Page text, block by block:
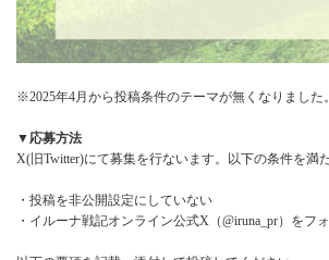
※2025年4月から投稿条件のテーマが無くなりました
▼応募方法
X(旧Twitter)にて募集を行ないます。以下の条件を満
・投稿を非公開設定にしていない
・イルーナ戦記オンライン公式X（@iruna_pr）をフ